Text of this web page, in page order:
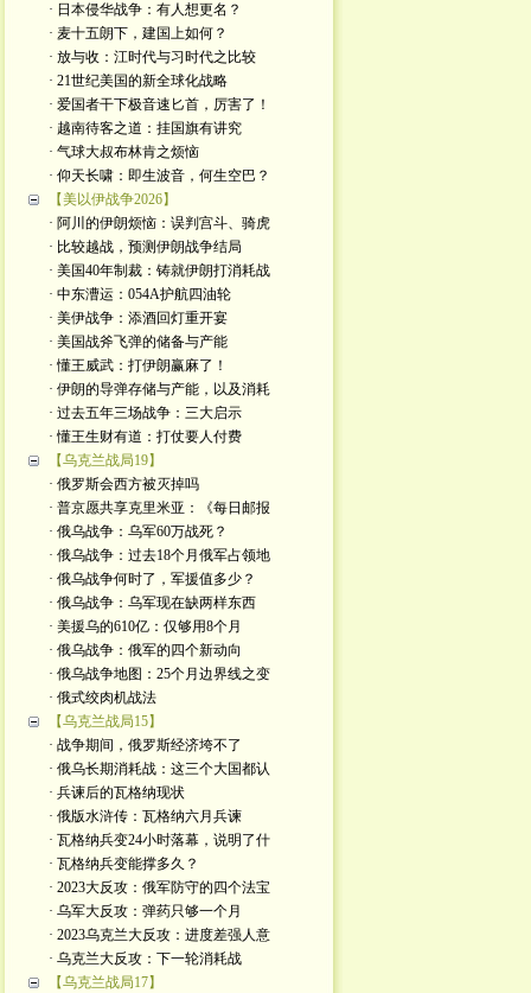
· 日本侵华战争：有人想更名？
· 麦十五朗下，建国上如何？
· 放与收：江时代与习时代之比较
· 21世纪美国的新全球化战略
· 爱国者干下极音速匕首，厉害了！
· 越南待客之道：挂国旗有讲究
· 气球大叔布林肯之烦恼
· 仰天长啸：即生波音，何生空巴？
【美以伊战争2026】
· 阿川的伊朗烦恼：误判宫斗、骑虎
· 比较越战，预测伊朗战争结局
· 美国40年制裁：铸就伊朗打消耗战
· 中东漕运：054A护航四油轮
· 美伊战争：添酒回灯重开宴
· 美国战斧飞弹的储备与产能
· 懂王威武：打伊朗赢麻了！
· 伊朗的导弹存储与产能，以及消耗
· 过去五年三场战争：三大启示
· 懂王生财有道：打仗要人付费
【乌克兰战局19】
· 俄罗斯会西方被灭掉吗
· 普京愿共享克里米亚：《每日邮报
· 俄乌战争：乌军60万战死？
· 俄乌战争：过去18个月俄军占领地
· 俄乌战争何时了，军援值多少？
· 俄乌战争：乌军现在缺两样东西
· 美援乌的610亿：仅够用8个月
· 俄乌战争：俄军的四个新动向
· 俄乌战争地图：25个月边界线之变
· 俄式绞肉机战法
【乌克兰战局15】
· 战争期间，俄罗斯经济垮不了
· 俄乌长期消耗战：这三个大国都认
· 兵谏后的瓦格纳现状
· 俄版水浒传：瓦格纳六月兵谏
· 瓦格纳兵变24小时落幕，说明了什
· 瓦格纳兵变能撑多久？
· 2023大反攻：俄军防守的四个法宝
· 乌军大反攻：弹药只够一个月
· 2023乌克兰大反攻：进度差强人意
· 乌克兰大反攻：下一轮消耗战
【乌克兰战局17】